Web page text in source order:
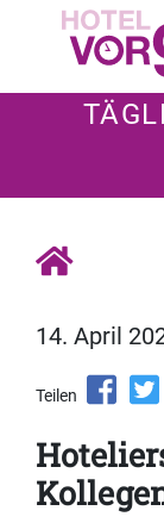
14. April
Teilen